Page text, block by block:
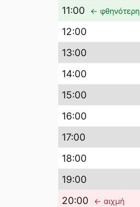
11:00 ← φθηνότερη
12:00
13:00
14:00
15:00
16:00
17:00
18:00
19:00
20:00 ← αιχμή